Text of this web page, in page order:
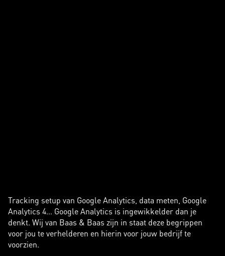
Tracking setup van Google Analytics, data meten, Google
Analytics 4… Google Analytics is ingewikkelder dan je
denkt. Wij van Baas & Baas zijn in staat deze begrippen
voor jou te verhelderen en hierin voor jouw bedrijf te
voorzien.